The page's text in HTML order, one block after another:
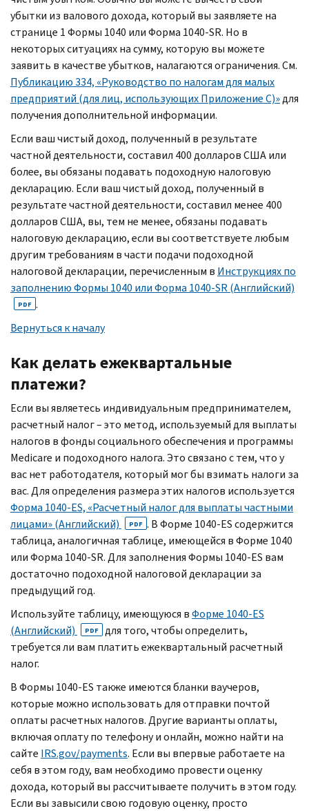
убытки из валового дохода, который вы заявляете на
странице 1 Формы 1040 или Форма 1040-SR. Но в
некоторых ситуациях на сумму, которую вы можете
заявить в качестве убытков, налагаются ограничения. См.
Публикацию 334, «Руководство по налогам для малых
предприятий (для лиц, использующих Приложение С)»для
получения дополнительной информации.
Если ваш чистый доход, полученный в результате
частной деятельности, составил 400 долларов США или
более, вы обязаны подавать подоходную налоговую
декларацию. Если ваш чистый доход, полученный в
результате частной деятельности, составил менее 400
долларов США, вы, тем не менее, обязаны подавать
налоговую декларацию, если вы соответствуете любым
другим требованиям в части подачи подоходной
налоговой декларации, перечисленным в Инструкциях по
заполнению Формы 1040 или Форма 1040-SR(Английский)
PDF .
Вернуться к началу
Как делать ежеквартальные
платежи?
Если вы являетесь индивидуальным предпринимателем,
расчетный налог – это метод, используемый для выплаты
налогов в фонды социального обеспечения и программы
Medicare и подоходного налога. Это связано с тем, что у
вас нет работодателя, который мог бы взимать налоги за
вас. Для определения размера этих налогов используется
Форма 1040-ES, «Расчетный налог для выплаты частными
лицами» (Английский)
PDF . В Форме 1040-ESсодержится
таблица, аналогичная таблице, имеющейся в Форме 1040
или Форма 1040-SR.Для заполнения Формы 1040-ES вам
достаточно подоходной налоговой декларации за
предыдущий год.
Используйте таблицу, имеющуюся вФорме 1040-ES
(Английский)
PDF
для того, чтобы определить,
требуется ли вам платить ежеквартальный расчетный
налог.
В Формы 1040-ES также имеются бланки ваучеров,
которые можно использовать для отправки почтой
оплаты расчетных налогов. Другие варианты оплаты,
включая оплату по телефону и онлайн, можно найти на
сайте IRS.gov/payments. Если вы впервые работаете на
себя в этом году, вам необходимо провести оценку
дохода, который вы рассчитываете получить в этом году.
Если вы завысили свою годовую оценку, просто